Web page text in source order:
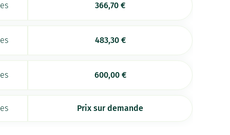
366,70€
483,30 €
600,00 €
Prix sur demande